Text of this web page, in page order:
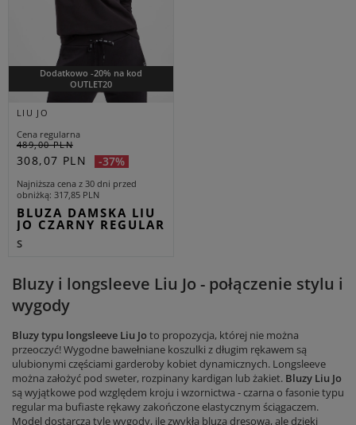
Dodatkowo -20% na kod
OUTLET20
LIU JO
Cena regularna
489,00 PLN
308,07 PLN -37%
Najniższa cena z 30 dni przed
obniżką 317,85 PLN
BLUZA DAMSKA LIU
JO CZARNY REGULAR
S
Bluzy i longsleeve Liu Jo - połączenie stylu i
wygody
Bluzy typu longsleeve Liu Joto propozycja, której nie można
przeoczyć! Wygodne bawełniane koszulki z długim rękawem są
ulubionymi częściami garderoby kobiet dynamicznych. Longsleeve
można założyć pod sweter, rozpinany kardigan lub żakiet. Bluzy Liu Jo
są wyjątkowe pod względem kroju i wzornictwa - czarna o fasonie typu
regular ma bufiaste rękawy zakończone elastycznym ściągaczem.
Model dostarcza tyle wygody, ile zwykła bluza dresowa, ale dzięki